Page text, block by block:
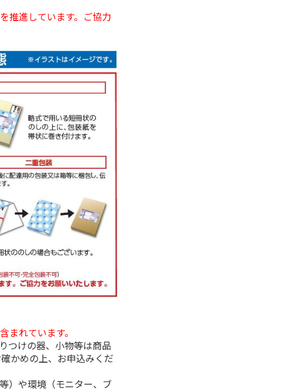
推進しています。ご協力
まれています。
つけの器、小物等は商品
かめの上、お申込みくだ
）や環境（モニター、ブ